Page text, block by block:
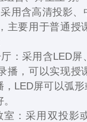
用含高清投影、
主要用于普通授
：采用含LED屏
播，可以实现授
，LED屏可以弧
室：采用双投影